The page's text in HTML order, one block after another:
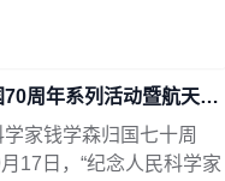
纪念钱老归国70周年系列活动暨航天公益30年纪念活动在京举行
家钱学森归国七十周
17日，“纪念人民科学家